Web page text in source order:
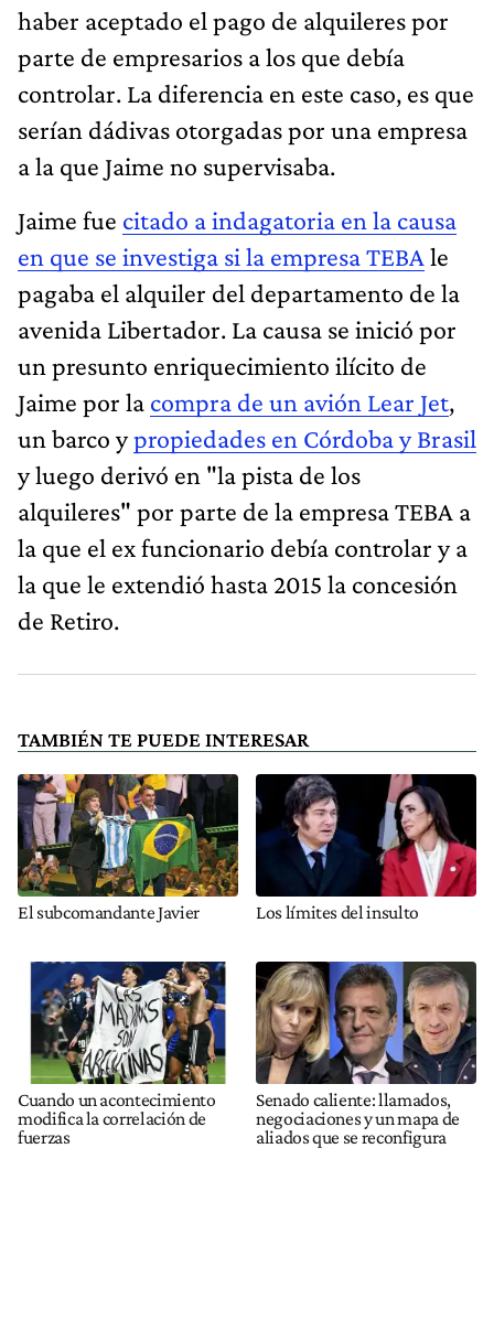
haber aceptado el pago de alquileres por
parte de empresarios a los que debía
controlar. La diferencia en este caso, es que
serían dádivas otorgadas por una empresa
a la que Jaime no supervisaba.
Jaime fue citado a indagatoria en la causa
en que se investiga si la empresa TEBA le
pagaba el alquiler del departamento de la
avenida Libertador. La causa se inició por
un presunto enriquecimiento ilícito de
Jaime por la compra de un avión Lear Jet,
un barco ypropiedades en Córdoba y Brasil
y luego derivó en "la pista de los
alquileres" por parte de la empresa TEBA a
la que el ex funcionario debía controlar y a
la que le extendió hasta 2015 la concesión
de Retiro.
TAMBIÉN TE PUEDE INTERESAR
El subcomandante Javier Los límites del insulto
Cuando un acontecimiento
modifica la correlación de
fuerzas
Senado caliente: llamados,
negociaciones y un mapa de
aliados que se reconfigura